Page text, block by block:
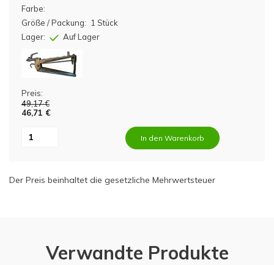
Farbe:
Größe / Packung:
1 Stück
Lager:
Auf Lager
Preis:
49,17 €
46,71 €
In den Warenkorb
Der Preis beinhaltet die gesetzliche Mehrwertsteuer
Verwandte Produkte